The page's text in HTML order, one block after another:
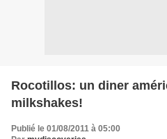
Rocotillos: un diner
milkshakes!
Publié le 01/08/2011 à 05:00